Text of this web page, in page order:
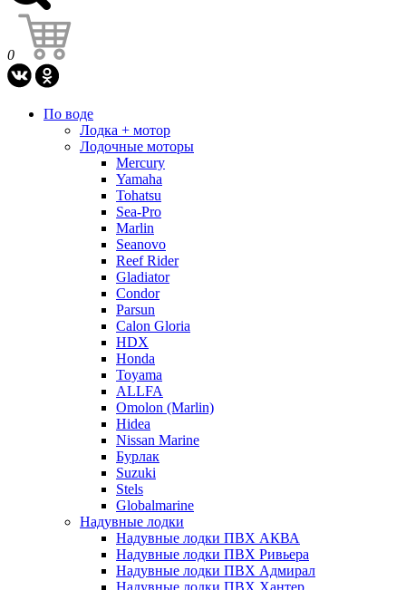
0
По воде
Лодка + мотор
Лодочные моторы
Mercury
Yamaha
Tohatsu
Sea-Pro
Marlin
Seanovo
Reef Rider
Gladiator
Condor
Parsun
Calon Gloria
HDX
Honda
Toyama
ALLFA
Omolon (Marlin)
Hidea
Nissan Marine
Бурлак
Suzuki
Stels
Globalmarine
Надувные лодки
Надувные лодки ПВХ АКВА
Надувные лодки ПВХ Ривьера
Надувные лодки ПВХ Адмирал
Надувные лодки ПВХ Хантер